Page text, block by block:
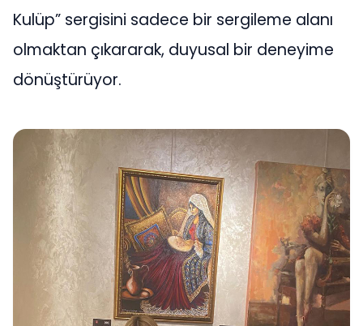
Kulüp” sergisini sadece bir sergileme alanı
olmaktan çıkararak, duyusal bir deneyime
dönüştürüyor.